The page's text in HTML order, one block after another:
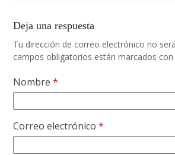
Deja una respuesta
Tu dirección de correo electrónico no
campos obligatorios están marcados
Nombre*
Correo electrónico*